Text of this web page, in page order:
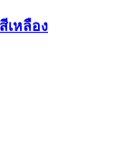
เหลือง